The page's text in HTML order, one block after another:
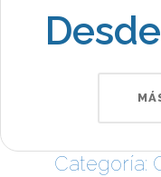
Desde
Categoría: